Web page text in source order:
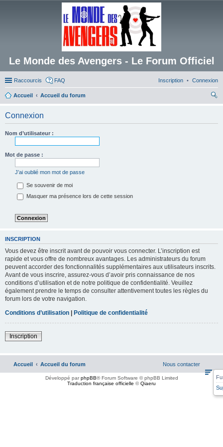
Le Monde des Avengers - Le Forum Officiel
Raccourcis FAQ Connexion
Inscription
Accueil
Accueil du forum
Connexion
Nom d’utilisateur :
Mot de passe :
J’ai oublié mon mot de passe
Se souvenir de moi
Masquer ma présence lors de cette session
INSCRIPTION
Vous devez être inscrit avant de pouvoir vous connecter. L’inscription est
rapide et vous offre de nombreux avantages. Les administrateurs du forum
peuvent accorder des fonctionnalités supplémentaires aux utilisateurs inscrits.
Avant de vous inscrire, assurez-vous d’avoir pris connaissance de nos
conditions d’utilisation et de notre politique de confidentialité. Veuillez
également prendre le temps de consulter attentivement toutes les règles du
forum lors de votre navigation.
Conditions d’utilisation | Politique de confidentialité
Inscription
Accueil Accueil du forum Nous contacter
Développé parphpBB® Forum Software © phpBB Limited
Traduction française officielle ©Qiaeru